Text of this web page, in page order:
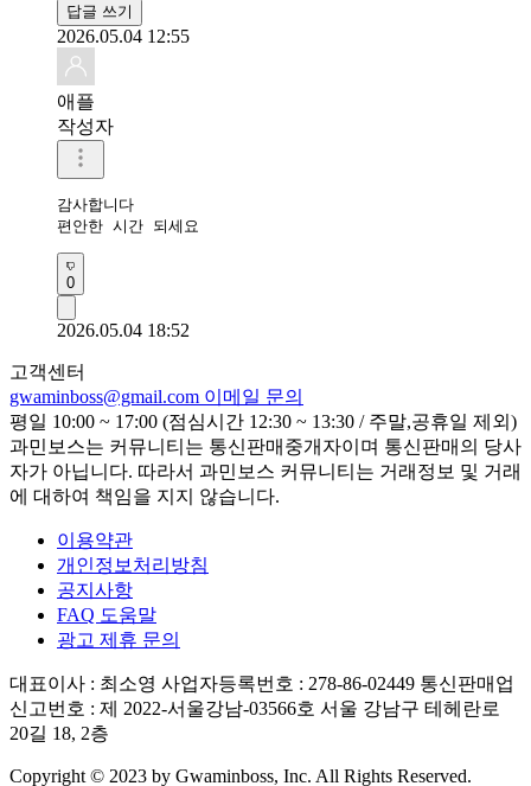
답글 쓰기
2026.05.04 12:55
애플
작성자
감사합니다
편안한 시간 되세요
0
2026.05.04 18:52
고객센터
gwaminboss@gmail.com 이메일 문의
평일 10:00 ~ 17:00 (점심시간 12:30 ~ 13:30 / 주말,공휴일 제외)
과민보스는 커뮤니티는 통신판매중개자이며 통신판매의 당사
자가 아닙니다. 따라서 과민보스 커뮤니티는 거래정보 및 거래
에 대하여 책임을 지지 않습니다.
이용약관
개인정보처리방침
공지사항
FAQ 도움말
광고 제휴 문의
대표이사 : 최소영 사업자등록번호 : 278-86-02449 통신판매업
신고번호 : 제 2022-서울강남-03566호 서울 강남구 테헤란로
20길 18, 2층
Copyright © 2023 by Gwaminboss, Inc. All Rights Reserved.